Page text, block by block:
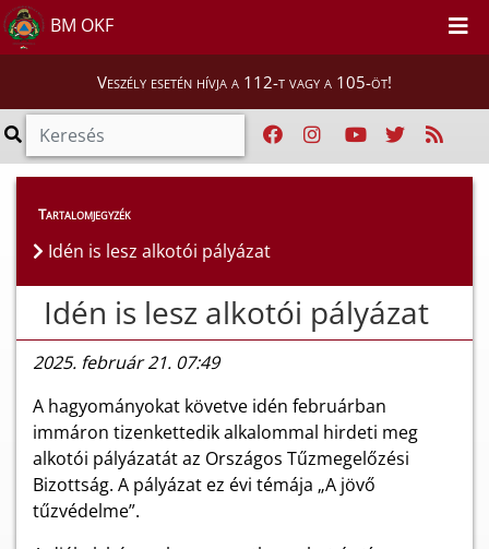
BM OKF
Veszély esetén hívja a 112-t vagy a 105-öt!
Híreink > Hírek
Tartalomjegyzék
Idén is lesz alkotói pályázat
Idén is lesz alkotói pályázat
2025. február 21. 07:49
A hagyományokat követve idén februárban
immáron tizenkettedik alkalommal hirdeti meg
alkotói pályázatát az Országos Tűzmegelőzési
Bizottság. A pályázat ez évi témája „A jövő
tűzvédelme”.